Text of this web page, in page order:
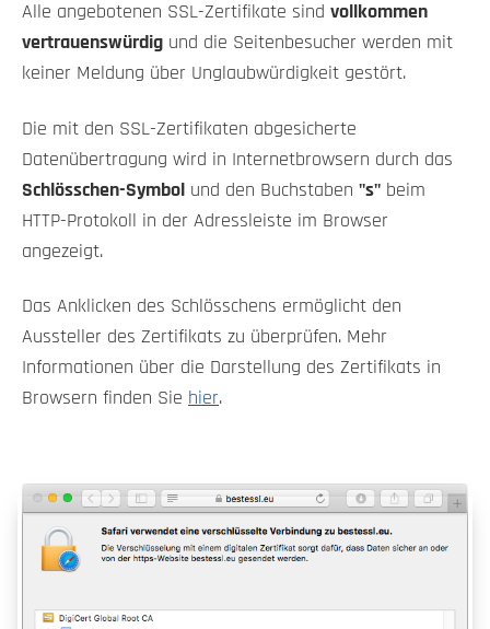
Alle angebotenen SSL-Zertifikate sind vollkommen
vertrauenswürdig und die Seitenbesucher werden mit
keiner Meldung über Unglaubwürdigkeit gestört.
Die mit den SSL-Zertifikaten abgesicherte
Datenübertragung wird in Internetbrowsern durch das
Schlösschen-Symbol und den Buchstaben "s" beim
HTTP-Protokoll in der Adressleiste im Browser
angezeigt.
Das Anklicken des Schlösschens ermöglicht den
Aussteller des Zertifikats zu überprüfen. Mehr
Informationen über die Darstellung des Zertifikats in
Browsern finden Sie hier.